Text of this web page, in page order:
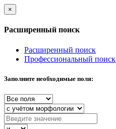
×
Расширенный поиск
Расширенный поиск
Профессиональный поиск
Заполните необходимые поля: